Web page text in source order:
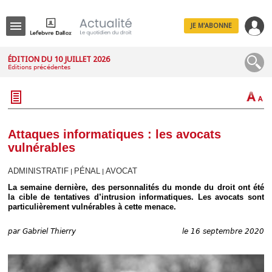
JE M'ABONNE
ÉDITION DU 10 JUILLET 2026
Éditions précédentes
Attaques informatiques : les avocats
vulnérables
ADMINISTRATIF PÉNAL
AVOCAT
La semaine dernière, des personnalités du monde du droit ont été
la cible de tentatives d’intrusion informatiques. Les avocats sont
particulièrement vulnérables à cette menace.
par Gabriel Thierry le 16 septembre 2020